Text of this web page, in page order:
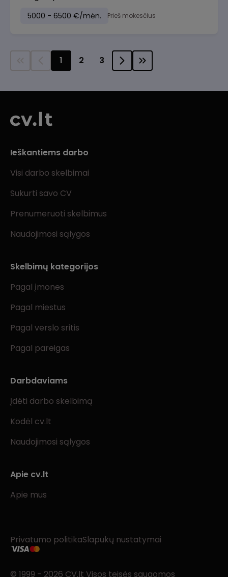
5000 - 6500 €/mėn. Prieš mokesčius
1 2 3
Ieškantiems darbo
Visi darbo skelbimai
Sukurti savo CV
Prenumeruoti skelbimus
Naudojimosi sąlygos
Skelbimų kategorijos
Pagal įmones
Pagal miestus
Pagal verslo sritis
Pagal pareigas
Darbdaviams
Įdėti darbo skelbimą
Kodėl cv.lt
Naudojimosi sąlygos
Apie cv.lt
Apie mus
Privatumo politikaSlapukų nustatymai
© 1999 - 2026 CV.lt Visos teisės saugomos